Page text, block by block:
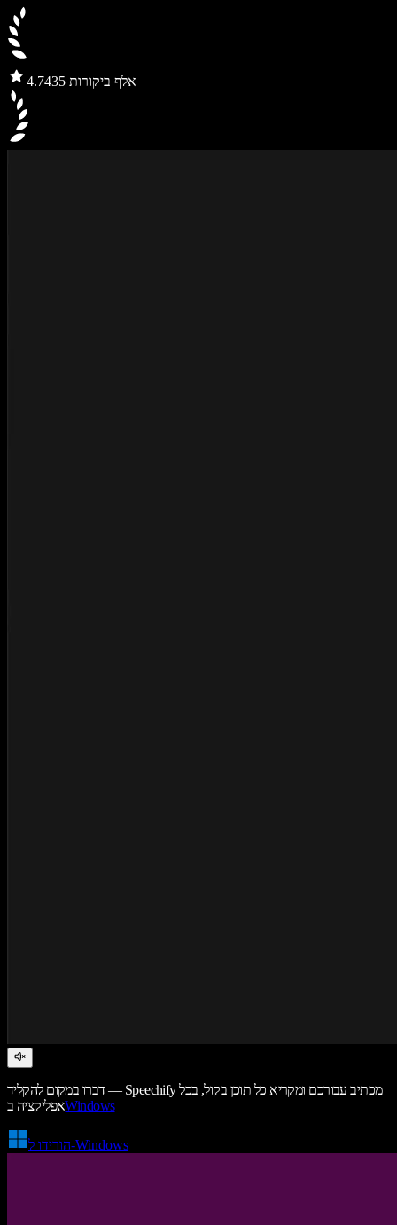
4.7 435 אלף ביקורות
דברו במקום להקליד — Speechify מכתיב עבורכם ומקריא כל תוכן בקול, בכל
אפליקציה בWindows
הורידו ל-Windows